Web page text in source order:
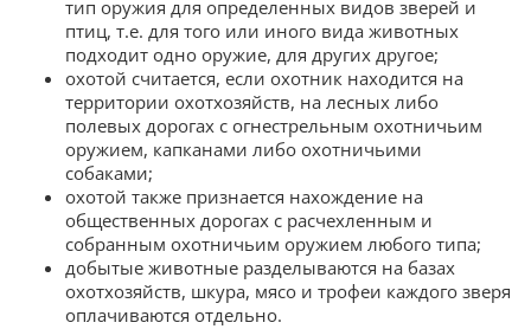
тип оружия для определенных видов зверей и
птиц, т.е. для того или иного вида животных
подходит одно оружие, для других другое;
охотой считается, если охотник находится на
территории охотхозяйств, на лесных либо
полевых дорогах с огнестрельным охотничьим
оружием, капканами либо охотничьими
собаками;
охотой также признается нахождение на
общественных дорогах с расчехленным и
собранным охотничьим оружием любого типа;
добытые животные разделываются на базах
охотхозяйств, шкура, мясо и трофеи каждого зверя
оплачиваются отдельно.